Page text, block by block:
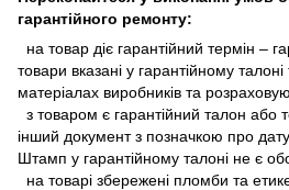
гарантійного ремонту:
на товар діє гарантійний термін –
товари вказані у гарантійному
матеріалах виробників та
з товаром є гарантійний талон або
інший документ з позначкою про
Штамп у гарантійному талоні не є
на товарі збережені пломби та